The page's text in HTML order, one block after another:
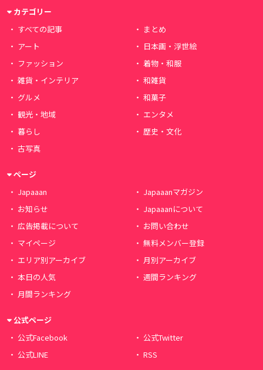
カテゴリー
すべての記事
まとめ
アート
日本画・浮世絵
ファッション
着物・和服
雑貨・インテリア
和雑貨
グルメ
和菓子
観光・地域
エンタメ
暮らし
歴史・文化
古写真
ページ
Japaaan
Japaaanマガジン
お知らせ
Japaaanについて
広告掲載について
お問い合わせ
マイページ
無料メンバー登録
エリア別アーカイブ
月別アーカイブ
本日の人気
週間ランキング
月間ランキング
公式ページ
公式Facebook
公式Twitter
公式LINE
RSS